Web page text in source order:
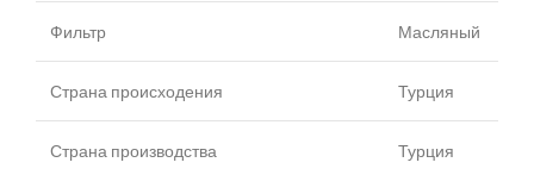
Фильтр Масляный
Страна происходения Турция
Страна производства Турция